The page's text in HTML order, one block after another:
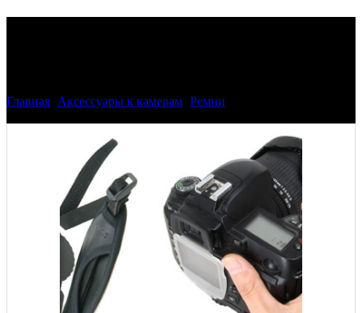
Главная Аксессуары к камерам Ремни